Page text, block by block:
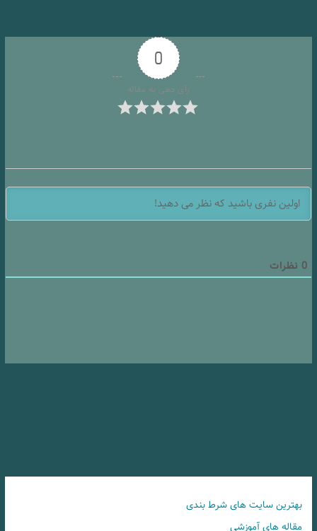
0
رأی دهی به مقاله
0 نظرات
بهترین سایت های شرط بندی
مقاله های آموزشی